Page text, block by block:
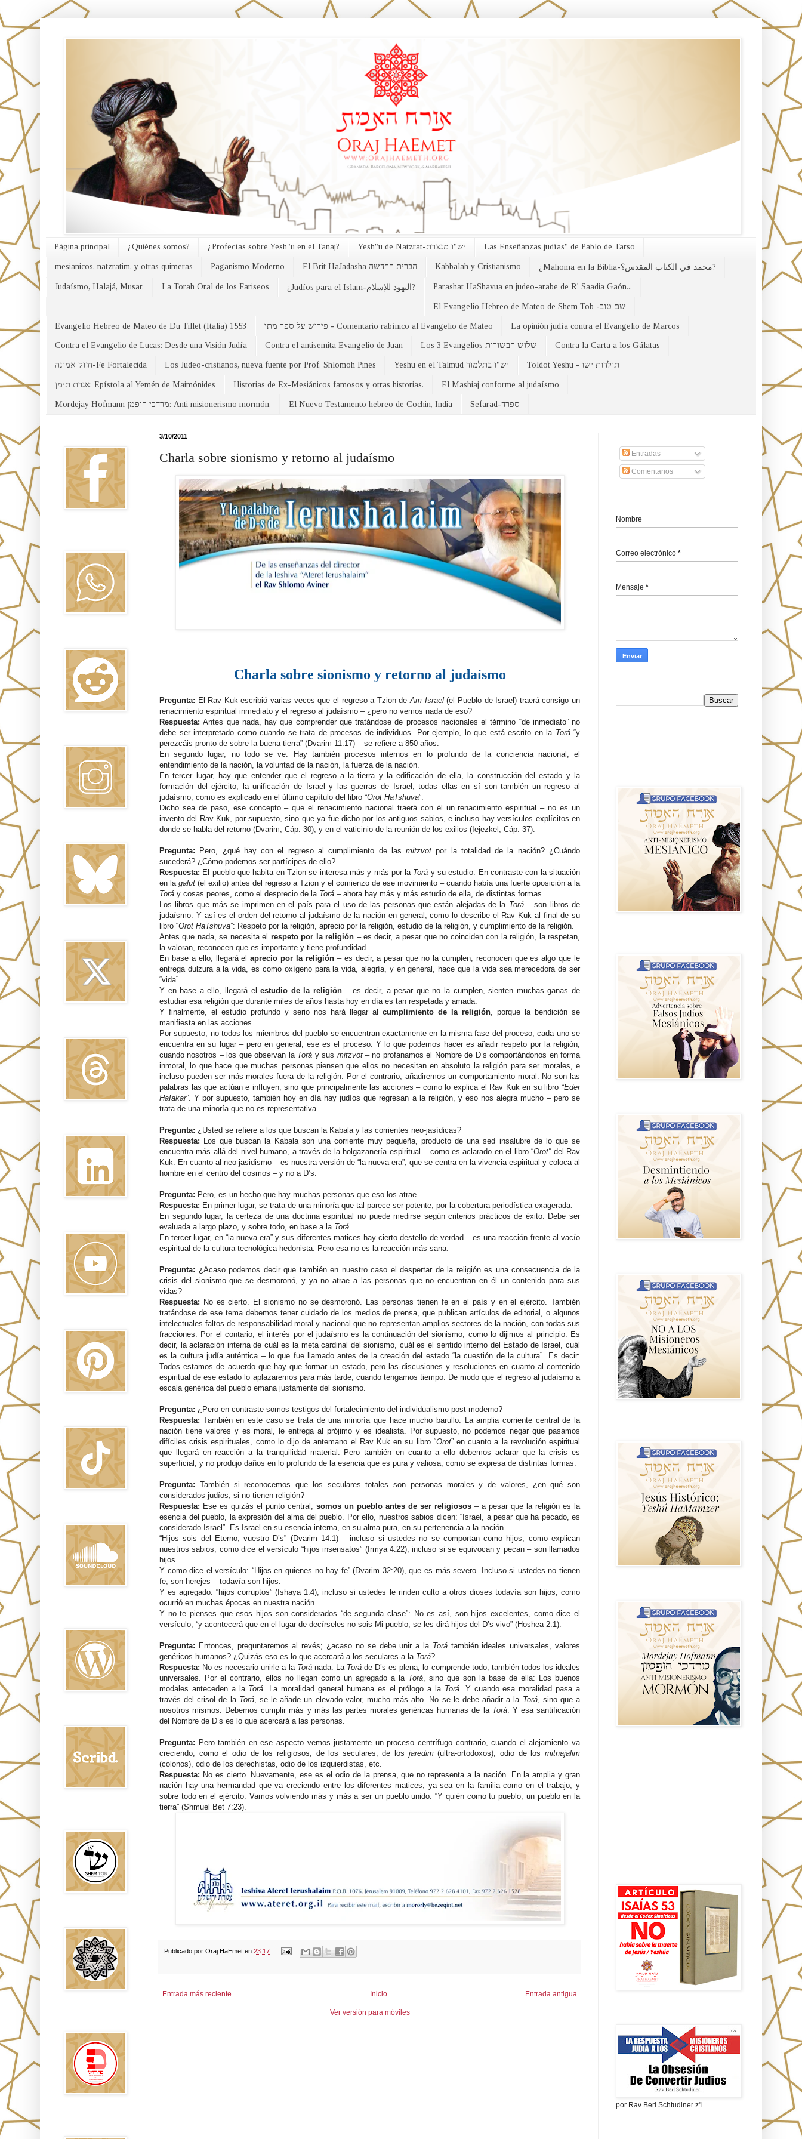
Página principal ¿Quiénes somos? ¿Profecías sobre Yesh"u en el Tanaj? Yesh"u de Natzrat-יש"ו מנצרת Las Enseñanzas judías" de Pablo de Tarso
mesianicos, natzratim, y otras quimeras Paganismo Moderno El Brit HaJadasha הברית החדשה Kabbalah y Cristianismo ¿Mahoma en la Biblia-محمد في الكتاب المقدس؟?
Judaísmo, Halajá, Musar. La Torah Oral de los Fariseos ¿Judíos para el Islam-اليهود للإسلام? Parashat HaShavua en judeo-arabe de R' Saadia Gaón...
El Evangelio Hebreo de Mateo de Shem Tob -שם טוב
Evangelio Hebreo de Mateo de Du Tillet (Italia) 1553 פירוש על ספר מתי - Comentario rabínico al Evangelio de Mateo La opinión judía contra el Evangelio de Marcos
Contra el Evangelio de Lucas: Desde una Visión Judía Contra el antisemita Evangelio de Juan Los 3 Evangelios שלוש הבשורות Contra la Carta a los Gálatas
חזוק אמונה-Fe Fortalecida Los Judeo-cristianos, nueva fuente por Prof. Shlomoh Pines Yeshu en el Talmud יש"ו בתלמוד Toldot Yeshu - תולדות ישו
אגרת תימן: Epístola al Yemén de Maimónides Historias de Ex-Mesiánicos famosos y otras historias. El Mashiaj conforme al judaísmo
Mordejay Hofmann מרדכי הופמן: Anti misionerismo mormón. El Nuevo Testamento hebreo de Cochin, India Sefarad-ספרד
3/10/2011
Charla sobre sionismo y retorno al judaísmo
Charla sobre sionismo y retorno al judaísmo
Pregunta: El Rav Kuk escribió varias veces que el regreso a Tzion deAm Israel(el Pueblo de Israel) traerá consigo un
renacimiento espiritual inmediato y el regreso al judaísmo – ¿pero no vemos nada de eso?
Respuesta:Antes que nada, hay que comprender que tratándose de procesos nacionales el término “de inmediato” no
debe ser interpretado como cuando se trata de procesos de individuos. Por ejemplo, lo que está escrito en la Torá “y
perezcáis pronto de sobre la buena tierra” (Dvarim 11:17) – se refiere a 850 años.
En segundo lugar, no todo se ve. Hay también procesos internos en lo profundo de la conciencia nacional, el
entendimiento de la nación, la voluntad de la nación, la fuerza de la nación.
En tercer lugar, hay que entender que el regreso a la tierra y la edificación de ella, la construcción del estado y la
formación del ejército, la unificación de Israel y las guerras de Israel, todas ellas en sí son también un regreso al
judaísmo, como es explicado en el último capítulo del libro “Orot HaTshuva”.
Dicho sea de paso, ese concepto – que el renacimiento nacional traerá con él un renacimiento espiritual – no es un
invento del Rav Kuk, por supuesto, sino que ya fue dicho por los antiguos sabios, e incluso hay versículos explícitos en
donde se habla del retorno (Dvarim, Cáp. 30), y en el vaticinio de la reunión de los exilios (Iejezkel, Cáp. 37).
Pregunta: Pero, ¿qué hay con el regreso al cumplimiento de lasmitzvot por la totalidad de la nación? ¿Cuándo
sucederá? ¿Cómo podemos ser partícipes de ello?
Respuesta: El pueblo que habita en Tzion se interesa más y más por la Torá y su estudio. En contraste con la situación
en la galut (el exilio) antes del regreso a Tzion y el comienzo de ese movimiento – cuando había una fuerte oposición a la
Torá y cosas peores, como el desprecio de la Torá – ahora hay más y más estudio de ella, de distintas formas.
Los libros que más se imprimen en el país para el uso de las personas que están alejadas de la Torá– son libros de
judaísmo. Y así es el orden del retorno al judaísmo de la nación en general, como lo describe el Rav Kuk al final de su
libro “Orot HaTshuva”: Respeto por la religión, aprecio por la religión, estudio de la religión, y cumplimiento de la religión.
Antes que nada, se necesita el respeto por la religión – es decir, a pesar que no coinciden con la religión, la respetan,
la valoran, reconocen que es importante y tiene profundidad.
En base a ello, llegará elaprecio por la religión– es decir, a pesar que no la cumplen, reconocen que es algo que le
entrega dulzura a la vida, es como oxígeno para la vida, alegría, y en general, hace que la vida sea merecedora de ser
“vida”.
Y en base a ello, llegará elestudio de la religión – es decir, a pesar que no la cumplen, sienten muchas ganas de
estudiar esa religión que durante miles de años hasta hoy en día es tan respetada y amada.
Y finalmente, el estudio profundo y serio nos hará llegar al cumplimiento de la religión , porque la bendición se
manifiesta en las acciones.
Por supuesto, no todos los miembros del pueblo se encuentran exactamente en la misma fase del proceso, cada uno se
encuentra en su lugar – pero en general, ese es el proceso. Y lo que podemos hacer es añadir respeto por la religión,
cuando nosotros – los que observan la Torá y sus mitzvot– no profanamos el Nombre de D’s comportándonos en forma
inmoral, lo que hace que muchas personas piensen que ellos no necesitan en absoluto la religión para ser morales, e
incluso pueden ser más morales fuera de la religión. Por el contrario, añadiremos un comportamiento moral. No son las
palabras las que actúan e influyen, sino que principalmente las acciones – como lo explica el Rav Kuk en su libro “Eder
HaIakar”. Y por supuesto, también hoy en día hay judíos que regresan a la religión, y eso nos alegra mucho – pero se
trata de una minoría que no es representativa.
Pregunta: ¿Usted se refiere a los que buscan la Kabala y las corrientes neo-jasídicas?
Respuesta: Los que buscan la Kabala son una corriente muy pequeña, producto de una sed insalubre de lo que se
encuentra más allá del nivel humano, a través de la holgazanería espiritual – como es aclarado en el libro “Orot”del Rav
Kuk. En cuanto al neo-jasidismo – es nuestra versión de “la nueva era”, que se centra en la vivencia espiritual y coloca al
hombre en el centro del cosmos – y no a D’s.
Pregunta: Pero, es un hecho que hay muchas personas que eso los atrae.
Respuesta: En primer lugar, se trata de una minoría que tal parece ser potente, por la cobertura periodística exagerada.
En segundo lugar, la certeza de una doctrina espiritual no puede medirse según criterios prácticos de éxito. Debe ser
evaluada a largo plazo, y sobre todo, en base a la Torá
En tercer lugar, en “la nueva era” y sus diferentes matices hay cierto destello de verdad – es una reacción frente al vacío
espiritual de la cultura tecnológica hedonista. Pero esa no es la reacción más sana.
Pregunta: ¿Acaso podemos decir que también en nuestro caso el despertar de la religión es una consecuencia de la
crisis del sionismo que se desmoronó, y ya no atrae a las personas que no encuentran en él un contenido para sus
vidas?
Respuesta: No es cierto. El sionismo no se desmoronó. Las personas tienen fe en el país y en el ejército. También
tratándose de ese tema debemos tener cuidado de los medios de prensa, que publican artículos de editorial, o algunos
intelectuales faltos de responsabilidad moral y nacional que no representan amplios sectores de la nación, con todas sus
fracciones. Por el contario, el interés por el judaísmo es la continuación del sionismo, como lo dijimos al principio. Es
decir, la aclaración interna de cuál es la meta cardinal del sionismo, cuál es el sentido interno del Estado de Israel, cuál
es la cultura judía auténtica – lo que fue llamado antes de la creación del estado “la cuestión de la cultura”. Es decir:
Todos estamos de acuerdo que hay que formar un estado, pero las discusiones y resoluciones en cuanto al contenido
espiritual de ese estado lo aplazaremos para más tarde, cuando tengamos tiempo. De modo que el regreso al judaísmo a
escala genérica del pueblo emana justamente del sionismo.
Pregunta: ¿Pero en contraste somos testigos del fortalecimiento del individualismo post-moderno?
Respuesta: También en este caso se trata de una minoría que hace mucho barullo. La amplia corriente central de la
nación tiene valores y es moral, le entrega al prójimo y es idealista. Por supuesto, no podemos negar que pasamos
difíciles crisis espirituales, como lo dijo de antemano el Rav Kuk en su libro “Orot” en cuanto a la revolución espiritual
que llegará en reacción a la tranquilidad material. Pero también en cuanto a ello debemos aclarar que la crisis es
superficial, y no produjo daños en lo profundo de la esencia que es pura y valiosa, como se expresa de distintas formas.
Pregunta: También si reconocemos que los seculares totales son personas morales y de valores, ¿en qué son
considerados judíos, si no tienen religión?
Respuesta: Ese es quizás el punto central, somos un pueblo antes de ser religiosos – a pesar que la religión es la
esencia del pueblo, la expresión del alma del pueblo. Por ello, nuestros sabios dicen: “Israel, a pesar que ha pecado, es
considerado Israel”. Es Israel en su esencia interna, en su alma pura, en su pertenencia a la nación.
“Hijos sois del Eterno, vuestro D’s” (Dvarim 14:1) – incluso si ustedes no se comportan como hijos, como explican
nuestros sabios, como dice el versículo “hijos insensatos” (Irmya 4:22), incluso si se equivocan y pecan – son llamados
hijos.
Y como dice el versículo: “Hijos en quienes no hay fe” (Dvarim 32:20), que es más severo. Incluso si ustedes no tienen
fe, son herejes – todavía son hijos.
Y es agregado: “hijos corruptos” (Ishaya 1:4), incluso si ustedes le rinden culto a otros dioses todavía son hijos, como
ocurrió en muchas épocas en nuestra nación.
Y no te pienses que esos hijos son considerados “de segunda clase”: No es así, son hijos excelentes, como dice el
versículo, “y acontecerá que en el lugar de decírseles no sois Mi pueblo, se les dirá hijos del D’s vivo” (Hoshea 2:1).
Pregunta: Entonces, preguntaremos al revés; ¿acaso no se debe unir a la Torátambién ideales universales, valores
genéricos humanos? ¿Quizás eso es lo que acercará a los seculares a la Torá?
Respuesta: No es necesario unirle a la Toránada. La Toráde D’s es plena, lo comprende todo, también todos los ideales
universales. Por el contrario, ellos no llegan como un agregado a la Torá , sino que son la base de ella: Los buenos
modales anteceden a la Torá . La moralidad general humana es el prólogo a la Torá. Y cuando esa moralidad pasa a
través del crisol de la Torá, se le añade un elevado valor, mucho más alto. No se le debe añadir a la Torá, sino que a
nosotros mismos: Debemos cumplir más y más las partes morales genéricas humanas de la Torá. Y esa santificación
del Nombre de D’s es lo que acercará a las personas.
Pregunta: Pero también en ese aspecto vemos justamente un proceso centrífugo contrario, cuando el alejamiento va
creciendo, como el odio de los religiosos, de los seculares, de los jaredim(ultra-ortodoxos), odio de losmitnajalim
(colonos), odio de los derechistas, odio de los izquierdistas, etc.
Respuesta: No es cierto. Nuevamente, ese es el odio de la prensa, que no representa a la nación. En la amplia y gran
nación hay una hermandad que va creciendo entre los diferentes matices, ya sea en la familia como en el trabajo, y
sobre todo en el ejército. Vamos volviendo más y más a ser un pueblo unido. “Y quién como tu pueblo, un pueblo en la
tierra” (Shmuel Bet 7:23).
Publicado por Oraj HaEmet en 23:17
Entrada más reciente Entrada antigua
Inicio
Ver versión para móviles
Entradas
Comentarios
Nombre
Correo electrónico *
Mensaje *
por Rav Berl Schtudiner z"l.